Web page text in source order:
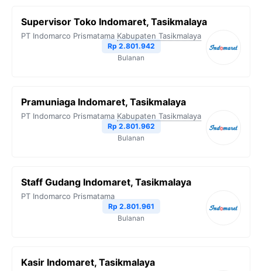
Supervisor Toko Indomaret, Tasikmalaya
PT Indomarco Prismatama Kabupaten Tasikmalaya
Rp 2.801.942
Bulanan
Pramuniaga Indomaret, Tasikmalaya
PT Indomarco Prismatama Kabupaten Tasikmalaya
Rp 2.801.962
Bulanan
Staff Gudang Indomaret, Tasikmalaya
PT Indomarco Prismatama
Rp 2.801.961
Bulanan
Kasir Indomaret, Tasikmalaya